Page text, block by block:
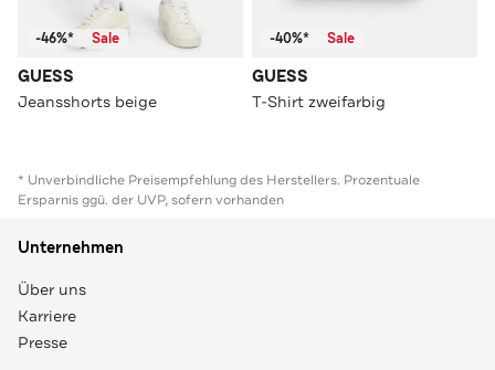
-46%* Sale
GUESS
Jeansshorts beige
-40%* Sale
GUESS
T-Shirt zweifarbig
* Unverbindliche Preisempfehlung des Herstellers. Prozentuale
Ersparnis ggü. der UVP, sofern vorhanden
Unternehmen
Über uns
Karriere
Presse